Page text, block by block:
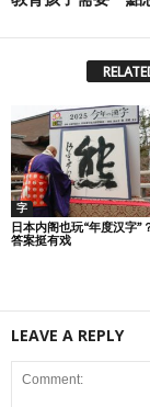
字
日本内阁也玩“年度汉字”
答案挺有戏
LEAVE A REPLY